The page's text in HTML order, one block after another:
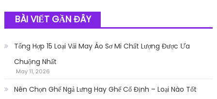
BÀI VIẾT GẦN ĐÂY
Tổng Hợp 15 Loại Vải May Áo Sơ Mi Chất Lượng Được Ưa
Chuộng Nhất
May 11, 2026
Nên Chọn Ghế Ngả Lưng Hay Ghế Cố Định – Loại Nào Tốt